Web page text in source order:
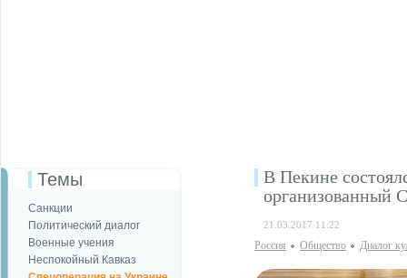
Темы
Санкции
Политический диалог
Военные учения
Неспокойный Кавказ
В Пекине
организованный
21.03.2017 11:22
Россия Общество Диалог